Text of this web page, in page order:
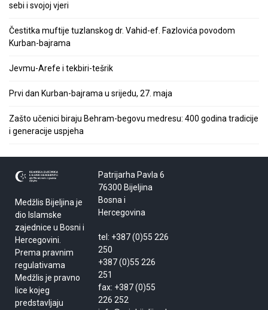
sebi i svojoj vjeri
Čestitka muftije tuzlanskog dr. Vahid-ef. Fazlovića povodom
Kurban-bajrama
Jevmu-Arefe i tekbiri-tešrik
Prvi dan Kurban-bajrama u srijedu, 27. maja
Zašto učenici biraju Behram-begovu medresu: 400 godina tradicije
i generacije uspjeha
Medžlis Bijeljina je
dio Islamske
zajednice u Bosni i
Hercegovini.
Prema pravnim
regulativama
Medžlis je pravno
lice kojeg
predstavljaju
Patrijarha Pavla 6
76300 Bijeljina
Bosna i
Hercegovina
tel: +387 (0)55 226
250
+387 (0)55 226
251
fax: +387 (0)55
226 252